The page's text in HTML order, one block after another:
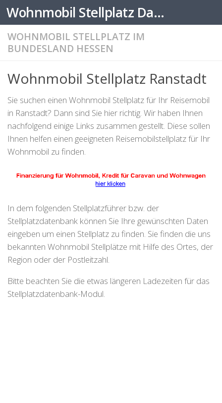
Zum Inhalt springen Wohnmobil Stellplatz Datenbank
WOHNMOBIL STELLPLATZ IM
BUNDESLAND HESSEN
Wohnmobil Stellplatz Ranstadt
Sie suchen einen Wohnmobil Stellplatz für Ihr Reisemobil
in Ranstadt? Dann sind Sie hier richtig. Wir haben Ihnen
nachfolgend einige Links zusammen gestellt. Diese sollen
Ihnen helfen einen geeigneten Reisemobilstellplatz für Ihr
Wohnmobil zu finden.
In dem folgenden Stellplatzführer bzw. der
Stellplatzdatenbank können Sie Ihre gewünschten Daten
eingeben um einen Stellplatz zu finden. Sie finden die uns
bekannten Wohnmobil Stellplätze mit Hilfe des Ortes, der
Region oder der Postleitzahl.
Bitte beachten Sie die etwas längeren Ladezeiten für das
Stellplatzdatenbank-Modul.